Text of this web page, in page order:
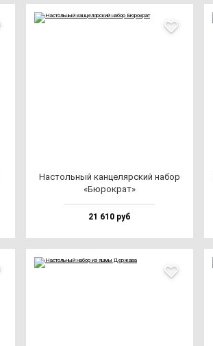
Нас­толь­ный кан­це­ляр­ский на­бор
«Бюрок­рат»
21 610 руб